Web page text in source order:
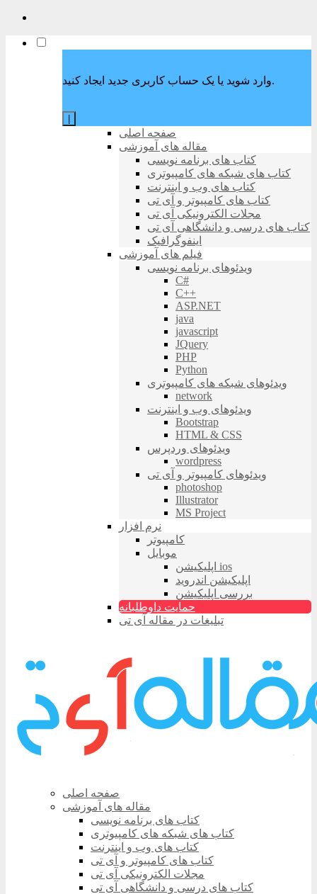
وارد شوید یا یک حساب کاربری جدید ایجاد کنید.
صفحه اصلی
مقاله های آموزشی
کتاب های برنامه نویسی
کتاب های شبکه های کامپیوتری
کتاب های وب و اینترنت
کتاب های کامپیوتر و آی تی
مجلات الکترونیکی آی تی
کتاب های درسی و دانشگاهی آی تی
اینفوگرافیک
فیلم های آموزشی
ویدئوهای برنامه نویسی
C#
C++
ASP.NET
java
javascript
JQuery
PHP
Python
ویدئوهای شبکه های کامپیوتری
network
ویدئوهای وب و اینترنت
Bootstrap
HTML & CSS
ویدئوهای وردپرس
wordpress
ویدئوهای کامپیوتر و آی تی
photoshop
Illustrator
MS Project
نرم افزار
کامپیوتر
موبایل
اپلیکیشن ios
اپلیکیشن اندروید
بررسی اپلیکیشن
حمایت داوطلبانه
تبلیغات در مقاله آی تی
صفحه اصلی
مقاله های آموزشی
کتاب های برنامه نویسی
کتاب های شبکه های کامپیوتری
کتاب های وب و اینترنت
کتاب های کامپیوتر و آی تی
مجلات الکترونیکی آی تی
کتاب های درسی و دانشگاهی آی تی